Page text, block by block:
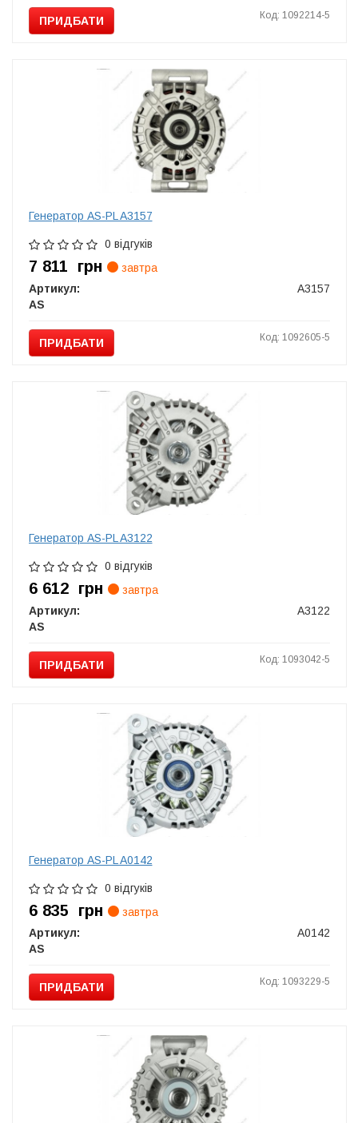
ПРИДБАТИ Код: 1092214-5
Генератор AS-PL A3157
0 відгуків
7 811 грн
завтра
Артикул:
A3157
AS
ПРИДБАТИ Код: 1092605-5
Генератор AS-PL A3122
0 відгуків
6 612 грн
завтра
Артикул:
A3122
AS
ПРИДБАТИ Код: 1093042-5
Генератор AS-PL A0142
0 відгуків
6 835 грн
завтра
Артикул:
A0142
AS
ПРИДБАТИ Код: 1093229-5